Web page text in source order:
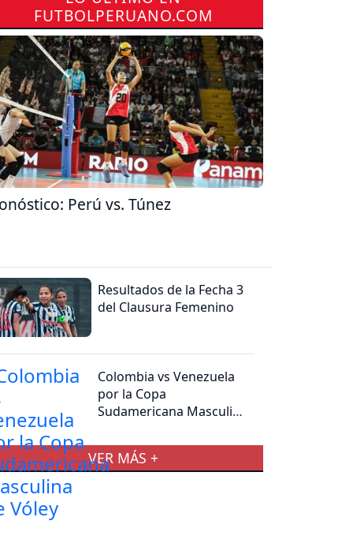
FUTBOLPERUANO.COM
Perú vs. Túnez
Resultados de la Fecha 3
del Clausura Femenino
Colombia vs Venezuela
por la Copa
Sudamericana Masculina
VER MÁS +